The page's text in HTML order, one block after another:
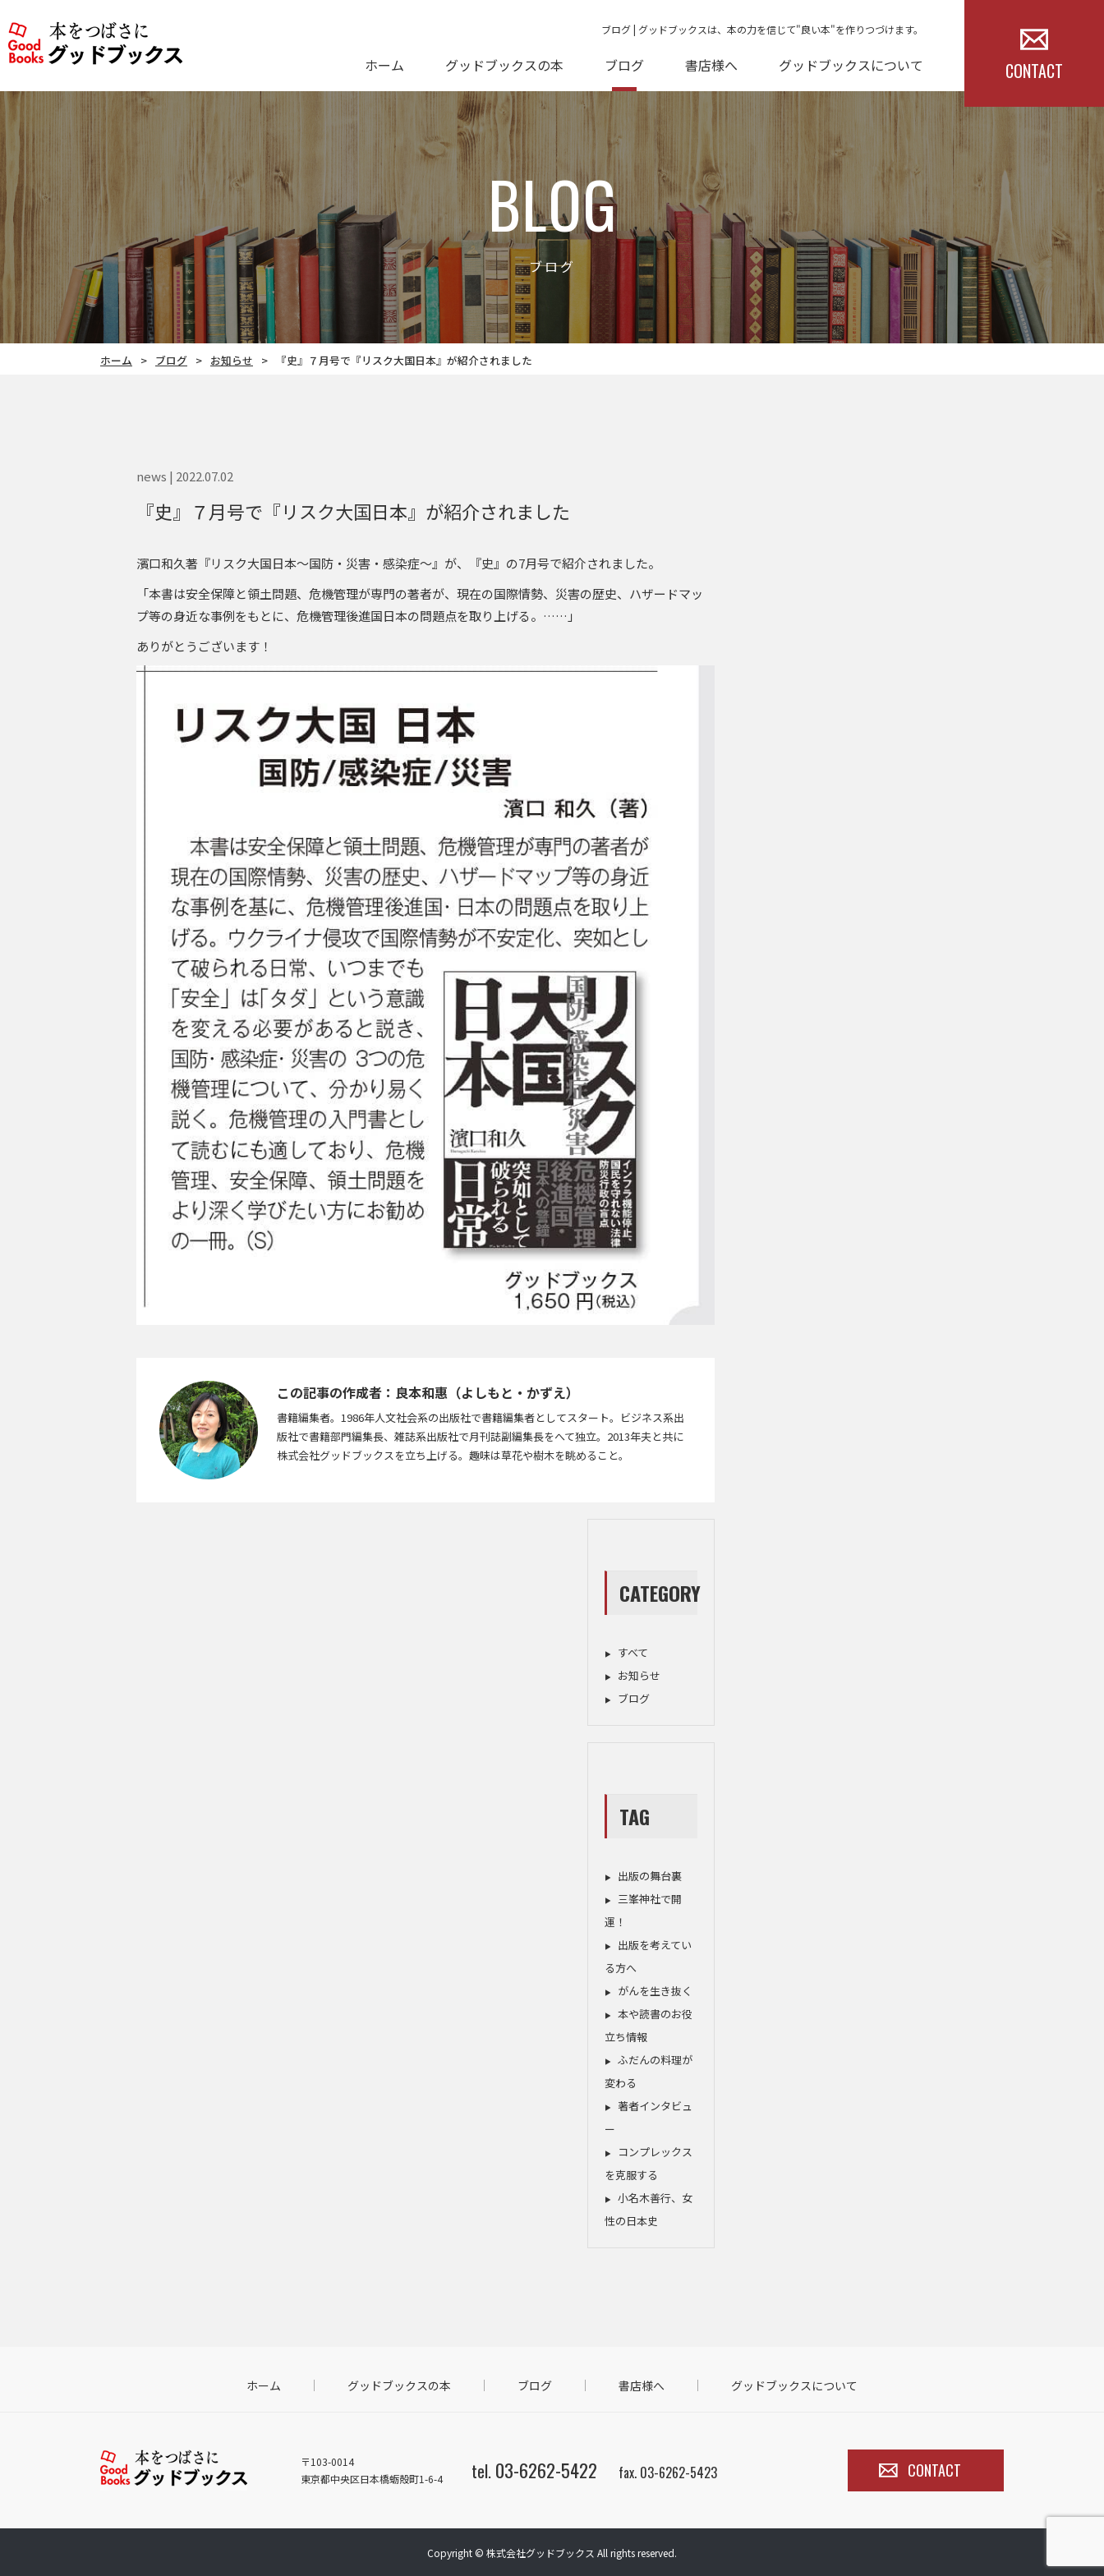
ブログ | グッドブックスは、本の力を信じて"良い本"を作りつづけます。
ホーム グッドブックスの本 ブログ 書店様へ グッドブックスについて CONTACT
BLOG
ブログ
ホーム ブログ お知らせ 『史』７月号で『リスク大国日本』が紹介されました
news | 2022.07.02
『史』７月号で『リスク大国日本』が紹介されました
濱口和久著『リスク大国日本～国防・災害・感染症～』が、『史』の7月号で紹介されました。
「本書は安全保障と領土問題、危機管理が専門の著者が、現在の国際情勢、災害の歴史、ハザードマッ
プ等の身近な事例をもとに、危機管理後進国日本の問題点を取り上げる。……」
ありがとうございます！
この記事の作成者：良本和惠（よしもと・かずえ）
書籍編集者。1986年人文社会系の出版社で書籍編集者としてスタート。ビジネス系出
版社で書籍部門編集長、雑誌系出版社で月刊誌副編集長をへて独立。2013年夫と共に
株式会社グッドブックスを立ち上げる。趣味は草花や樹木を眺めること。
CATEGORY
すべて
お知らせ
ブログ
TAG
出版の舞台裏
三峯神社で開
運！
出版を考えてい
る方へ
がんを生き抜く
本や読書のお役
立ち情報
ふだんの料理が
変わる
著者インタビュ
ー
コンプレックス
を克服する
小名木善行、女
性の日本史
ホーム グッドブックスの本 ブログ 書店様へ グッドブックスについて
〒103-0014
東京都中央区日本橋蛎殻町1-6-4
tel. 03-6262-5422 fax. 03-6262-5423 CONTACT
Copyright © 株式会社グッドブックス All rights reserved.